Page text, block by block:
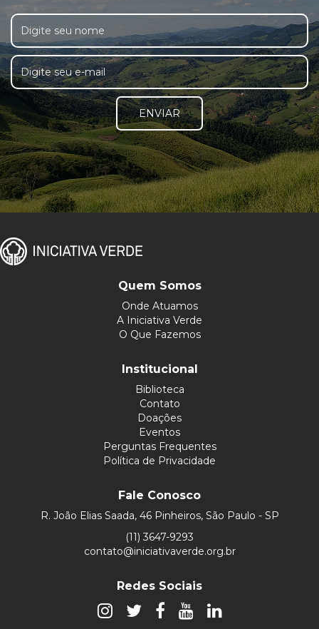
ENVIAR
Quem Somos
Onde Atuamos
A Iniciativa Verde
O Que Fazemos
Institucional
Biblioteca
Contato
Doações
Eventos
Perguntas Frequentes
Política de Privacidade
Fale Conosco
R. João Elias Saada, 46 Pinheiros, São Paulo - SP
(11) 3647-9293
contato@iniciativaverde.org.br
Redes Sociais